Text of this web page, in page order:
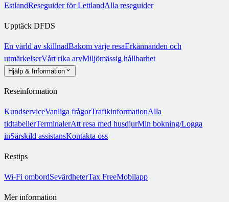
EstlandReseguider för LettlandAlla reseguider
Upptäck DFDS
En värld av skillnadBakom varje resaErkännanden och
utmärkelserVårt rika arvMiljömässig hållbarhet
Hjälp & Information
Reseinformation
KundserviceVanliga frågorTrafikinformationAlla
tidtabellerTerminalerAtt resa med husdjurMin bokning/Logga
inSärskild assistansKontakta oss
Restips
Wi-Fi ombordSevärdheterTax FreeMobilapp
Mer information